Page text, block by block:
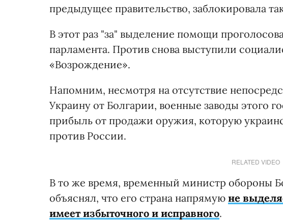
предыдущее правительство, заблокировала
В этот раз "за" выделение помощи
парламента. Против снова выступили
«Возрождение».
Напомним, несмотря на отсутствие
Украину от Болгарии, военные заводы этого
прибыль от продажи оружия, которую
против России.
RELATED VIDEO
В то же время, временный министр обороны
объяснял, что его страна напрямую не
имеет избыточного и исправного.